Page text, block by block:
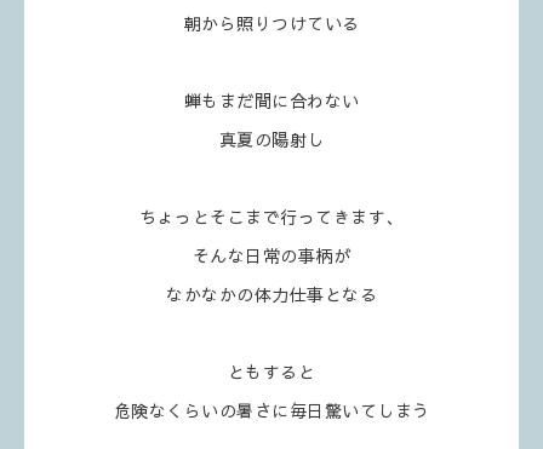
朝から照りつけている
蝉もまだ間に合わない
真夏の陽射し
ちょっとそこまで行ってきます、
そんな日常の事柄が
なかなかの体力仕事となる
ともすると
危険なくらいの暑さに毎日驚いてしまう